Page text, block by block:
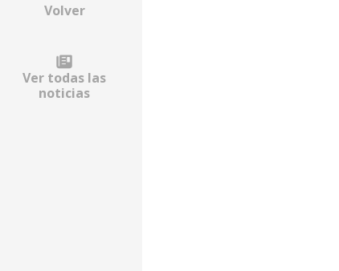
Volver
Ver todas las
noticias